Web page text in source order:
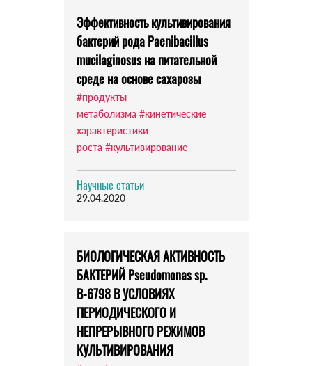
Эффективность культивирования
бактерий рода Paenibacillus
mucilaginosus на питательной
среде на основе сахарозы
#продукты
метаболизма #кинетические
характеристики
роста #культивирование
Научные статьи
29.04.2020
БИОЛОГИЧЕСКАЯ АКТИВНОСТЬ
БАКТЕРИЙ Pseudomonas sp.
В-6798 В УСЛОВИЯХ
ПЕРИОДИЧЕСКОГО И
НЕПРЕРЫВНОГО РЕЖИМОВ
КУЛЬТИВИРОВАНИЯ